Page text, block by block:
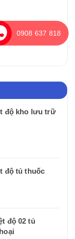
độ kho lưu trữ
độ tủ thuốc
độ 02 tủ
0908 637 818